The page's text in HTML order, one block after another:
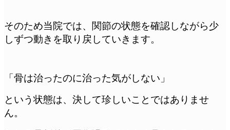
そのため当院では、関節の状態を確認しながら少
しずつ動きを取り戻していきます。
「骨は治ったのに治った気がしない」
という状態は、決して珍しいことではありませ
ん。